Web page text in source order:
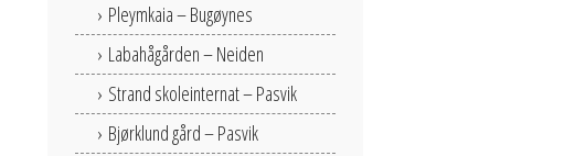
Pleymkaia – Bugøynes
Labahågården – Neiden
Strand skoleinternat – Pasvik
Bjørklund gård – Pasvik